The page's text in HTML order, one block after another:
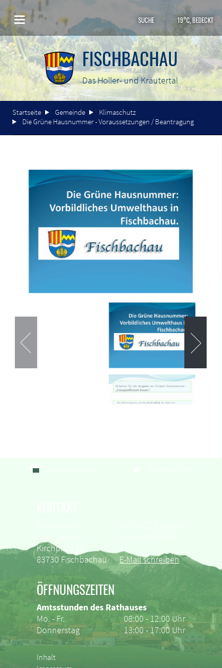
FISCHBACHAU
Das Holler- und Kräutertal
Startseite Gemeinde
Klimaschutz
Die Grüne Hausnummer - Voraussetzungen / Beantragung
SUCHE 19°C, BEDECKT
Kirchplatz 10
83730 Fischbachau
41
E-Mail schreiben
ÖFFNUNGSZEITEN
Amtsstunden des Rathauses
Mo. - Fr.
08:00 - 12:00 Uhr
Donnerstag
13:00 - 17:00 Uhr
Inhalt